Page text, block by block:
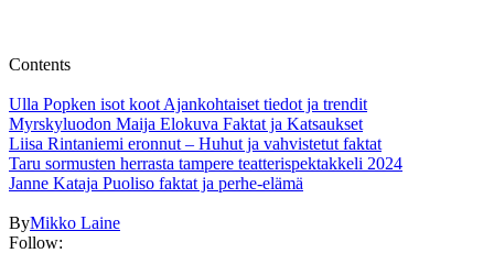
Contents
Ulla Popken isot koot Ajankohtaiset tiedot ja trendit
Myrskyluodon Maija Elokuva Faktat ja Katsaukset
Liisa Rintaniemi eronnut – Huhut ja vahvistetut faktat
Taru sormusten herrasta tampere teatterispektakkeli 2024
Janne Kataja Puoliso faktat ja perhe-elämä
ByMikko Laine
Follow: